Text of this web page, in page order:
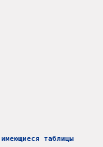
таблицы